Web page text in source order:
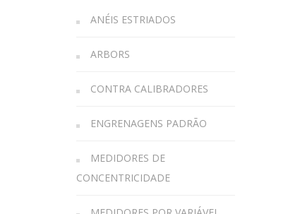
ANÉIS ESTRIADOS
ARBORS
CONTRA CALIBRADORES
ENGRENAGENS PADRÃO
MEDIDORES DE
CONCENTRICIDADE